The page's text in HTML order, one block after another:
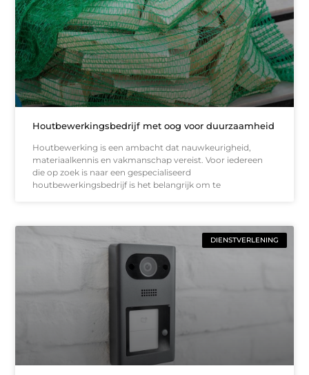
Houtbewerkingsbedrijf met oog voor duurzaamheid
Houtbewerking is een ambacht dat nauwkeurigheid,
materiaalkennis en vakmanschap vereist. Voor iedereen
die op zoek is naar een gespecialiseerd
houtbewerkingsbedrijf is het belangrijk om te
DIENSTVERLENING